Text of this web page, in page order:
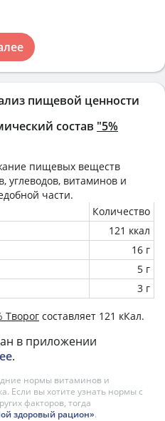
пищевой ценности
состав "5%
пищевых веществ
углеводов, витаминов и
части.
Количество
121 ккал
16 г
5 г
3 г
Творог составляет 121 кКал.
в приложении
.
нормы витаминов и
Если вы хотите узнать нормы с
факторов, тогда
здоровый рацион».